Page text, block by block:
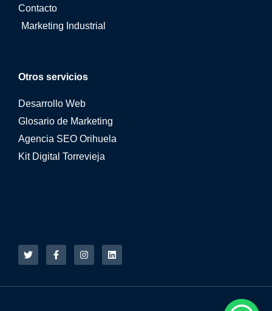
Otros servicios
Desarrollo Web
Glosario de Marketing
Agencia SEO Orihuela
Kit Digital Torrevieja
Contacto
Marketing Industrial